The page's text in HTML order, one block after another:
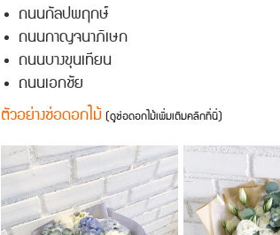
ถนนกัลปพฤกษ์
ถนนกาญจนาภิเษก
ถนนบางขุนเทียน
ถนนเอกชัย
ตัวอย่างช่อดอกไม้ (ดูช่อดอกไม้เพิ่มเติมคลิกที่นี่)